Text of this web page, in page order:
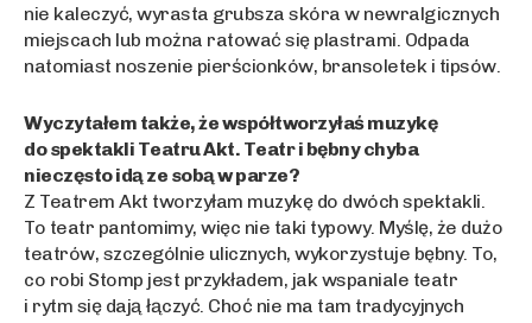
nie kaleczyć, wyrasta grubsza skóra w newralgicznych
miejscach lub można ratować się plastrami. Odpada
natomiast noszenie pierścionków, bransoletek i tipsów.
Wyczytałem także, że współtworzyłaś muzykę
do spektakli Teatru Akt. Teatr i bębny chyba
nieczęsto idą ze sobą w parze?
Z Teatrem Akt tworzyłam muzykę do dwóch spektakli.
To teatr pantomimy, więc nie taki typowy. Myślę, że dużo
teatrów, szczególnie ulicznych, wykorzystuje bębny. To,
co robi Stomp jest przykładem, jak wspaniale teatr
i rytm się dają łączyć. Choć nie ma tam tradycyjnych